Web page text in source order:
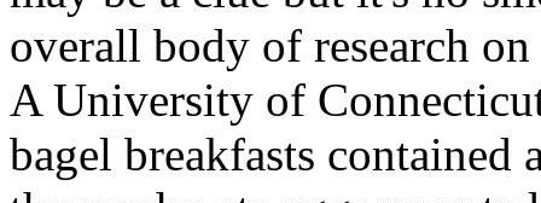
overall body of research
A University of
bagel breakfasts